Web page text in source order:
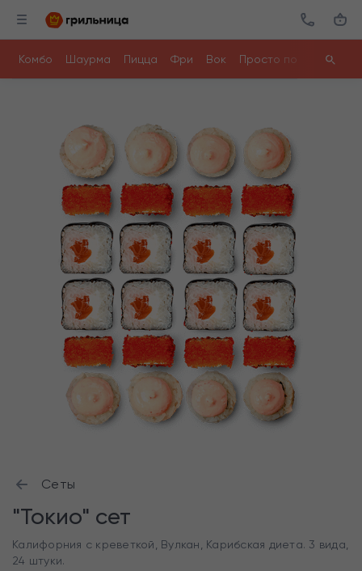
Комбо Шаурма Пицца Фри Вок Просто поесть
Сеты
"Токио" сет
Калифорния с креветкой, Вулкан, Карибская диета. 3 вида,
24 штуки.